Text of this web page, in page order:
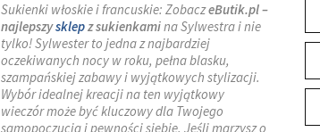
Sukienki włoskie i francuskie: ZobaczeButik.pl –
najlepszysklepz sukienkamina Sylwestra i nie
tylko! Sylwester to jedna z najbardziej
oczekiwanych nocy w roku, pełna blasku,
szampańskiej zabawy i wyjątkowych stylizacji.
Wybór idealnej kreacji na ten wyjątkowy
wieczór może być kluczowy dla Twojego
samopoczucia i pewności siebie. Jeśli marzysz o